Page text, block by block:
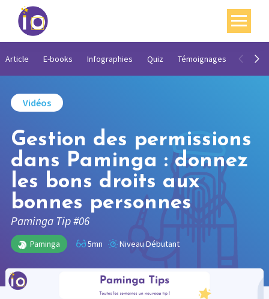
Vos enjeux
Académie
Ressources
Agenda
Contact
Mon compte
English
Article E-books Infographies Quiz Témoignages Vidéos
Vidéos
Gestion des permissions
dans Paminga : donnez
les bons droits aux
bonnes personnes
Paminga Tip #06
Paminga 5mn Niveau Débutant